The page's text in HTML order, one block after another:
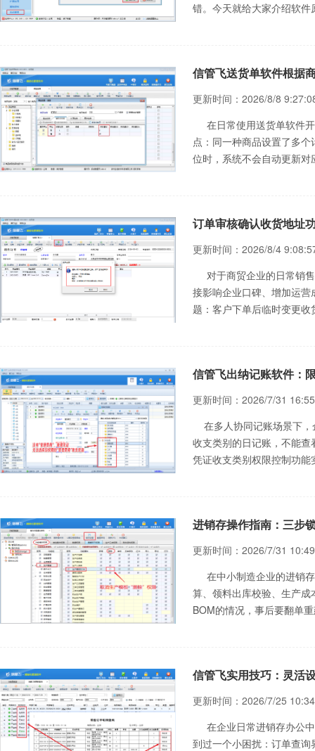
错。今天就给大家介绍软
信管飞送货单软件根据
更新时间：2026/8/8
在日常使用送货单软件开
点：同一种商品设置了多
位时，系统不会自动更新
订单审核确认收货地址
更新时间：2026/8/4
对于商贸企业的日常销售
接影响企业口碑、增加运
题：客户下单后临时变更
信管飞出纳记账软件：
更新时间：2026/7/31
在多人协同记账场景下，
收支类别的日记账，不能
凭证收支类别权限控制功
进销存操作指南：三步
更新时间：2026/7/31
在中小制造企业的进销
算、领料出库校验、生产
BOM的情况，事后要翻单
信管飞实用技巧：灵活
更新时间：2026/7/25
在企业日常进销存办公中
到过一个小困扰：订单查